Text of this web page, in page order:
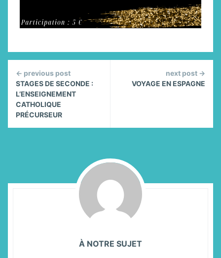
Continue
Reading
← previous post
STAGES DE SECONDE :
L’ENSEIGNEMENT
CATHOLIQUE
PRÉCURSEUR
next post →
VOYAGE EN ESPAGNE
À NOTRE SUJET